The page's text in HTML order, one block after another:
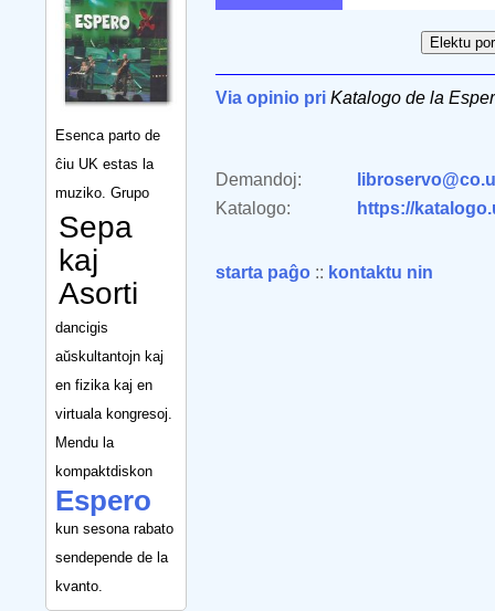
Esenca parto de
ĉiu UK estas la
muziko. Grupo
Sepa
kaj
Asorti
dancigis
aŭskultantojn kaj
en fizika kaj en
virtuala kongresoj.
Mendu la
kompaktdiskon
Espero
kun sesona rabato
sendepende de la
kvanto.
Via opinio pri Katalogo de la
Demandoj:
Katalogo:
https://
starta paĝo :: kontaktu nin